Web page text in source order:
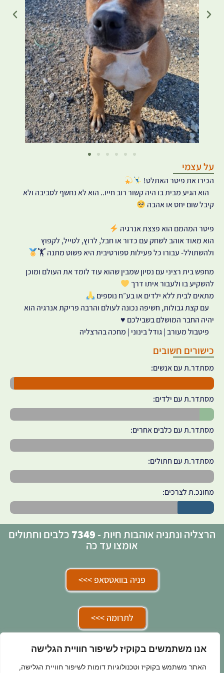
אנו משתמשים בקוקיז לשיפור חוויית הגלישה
האתר משתמש בקוקיז וטכנולוגיות דומות לשיפור חוויית הגלישה,
על עצמי
הכירו את פיטר האתלט!
הוא הגיע מבית בו היה קשור רוב חייו.. הוא לא נחשף לסביבה ולא
קיבל שום יחס או אהבה
פיטר המהמם הוא פצצת אנרגיה
הוא מאוד אוהב לשחק עם כדור או חבל, לרוץ, לטייל, לקפוץ
ולהשתולל- עבורו כל פעילות ספורטיבית היא פשוט מתנה 🏋
מחפש בית רציני עם נסיון שמבין שהוא עוד לומד את העולם ומוכן
להשקיע בו ולעבור איתו דרך
מתאים לבית ללא ילדים או בע״ח נוספים
עם קצת גבולות, חשיפה נכונה לעולם והרבה פריקת אנרגיה הוא
יהיה החבר המושלם בשבילכם ♥️
פיטבול מעורב | גודל בינוני | מחכה בהרצליה
כישורים חשובים
מסתדר.ת עם אנשים:
מסתדר.ת עם ילדים:
מסתדר.ת עם כלבים אחרים:
מסתדר.ת עם חתולים:
מחונכ.ת לצרכים:
הרצליה ונתניה אוהבות חיות - 7349 כלבים וחתולים
אומצו עד כה
פניה בוואטסאפ >>>
לתרומה >>>
בואו להתנדב איתנו >>>